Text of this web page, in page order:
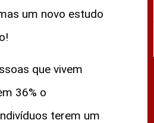
um novo estudo
que vivem
36% o
terem um